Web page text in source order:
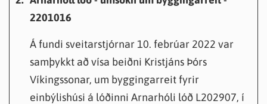
2201016
Á fundi sveitarstjórnar 10. febrúar 2022 var
samþykkt að vísa beiðni Kristjáns Þórs
Víkingssonar, um byggingarreit fyrir
einbýlishúsi á lóðinni Arnarhóli lóð L202907, í